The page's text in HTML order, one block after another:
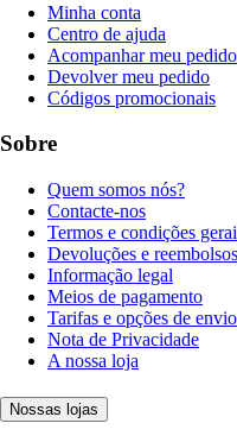
Minha conta
Centro de ajuda
Acompanhar meu pedido
Devolver meu pedido
Códigos promocionais
Sobre
Quem somos nós?
Contacte-nos
Termos e condições
Devoluções e reembolsos
Informação legal
Meios de pagamento
Tarifas e opções de envio
Nota de Privacidade
A nossa loja
Nossas lojas